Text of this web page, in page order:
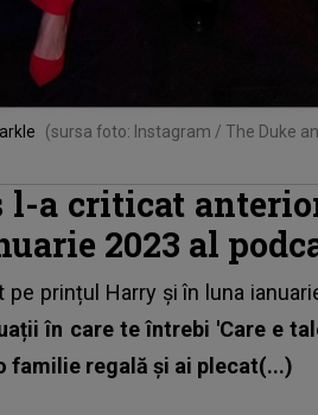
(sursa foto: Instagram / The Duke
l-a criticat
2023 al
pe prințul Harry și în luna
în care te întrebi 'Care e
familie regală și ai plecat(...)